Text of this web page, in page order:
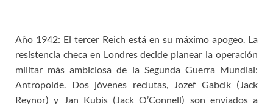
Año 1942: El tercer Reich está en su máximo apogeo. La
resistencia checa en Londres decide planear la operación
militar más ambiciosa de la Segunda Guerra Mundial:
Antropoide. Dos jóvenes reclutas, Jozef Gabcik (Jack
Reynor) y Jan Kubis (Jack O’Connell) son enviados a